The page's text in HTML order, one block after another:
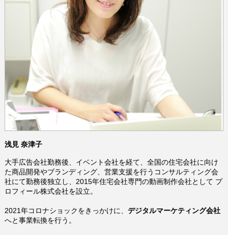
浅見 奈津子
大手広告会社勤務後、イベント会社を経て、全国の住宅会社に向け
た商品開発やブランディング、営業支援を行うコンサルティング会
社にて勤務後独立し、2015年住宅会社専門の動画制作会社として プ
ロフィール株式会社を設立。
2021年コロナショックをきっかけに、 デジタルマーケティング会社
へと事業転換を行う。